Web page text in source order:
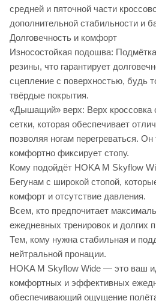
средней и пяточной части
дополнительной стабильности и
Долговечность и комфорт
Износостойкая подошва:
резины, что гарантирует
сцепление с поверхностью, будь
твёрдые покрытия.
«Дышащий» верх: Верх кроссовка
сетки, которая обеспечивает
позволяя ногам перегреваться.
комфортно фиксирует стопу.
Кому подойдёт HOKA M Skyflow
Бегунам с широкой стопой,
комфорт и отсутствие давления.
Всем, кто предпочитает
ежедневных тренировок и долгих
Тем, кому нужна стабильная и
нейтральной пронации.
HOKA M Skyflow Wide — это ваш
комфортных и эффективных
обеспечивающий ощущение